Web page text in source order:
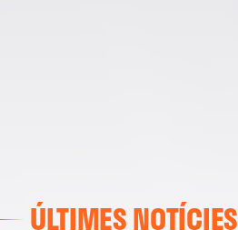
ÚLTIMES NOTÍCIES